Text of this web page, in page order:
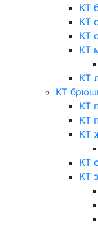
КТ
КТ
КТ
КТ
КТ
КТ
КТ
КТ
КТ
КТ
КТ